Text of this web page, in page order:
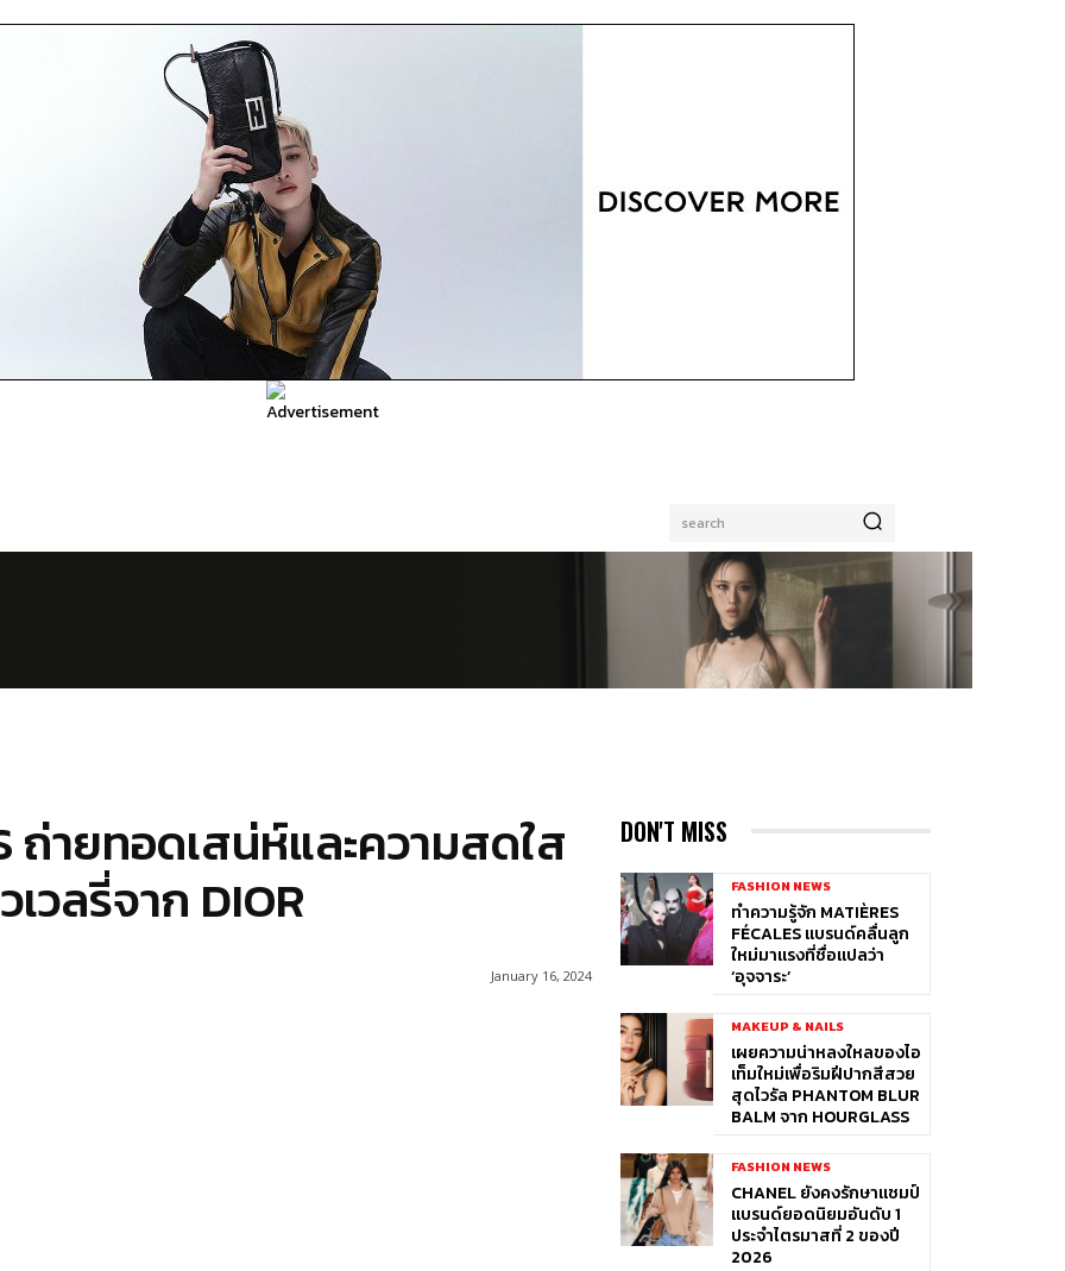
search
ถ่ายทอดเสน่ห์และความสดใส
วลรี่จาก DIOR
January 16, 2024
DON'T MISS
FASHION NEWS
ทำความรู้จัก MATIÈRES
FÉCALES แบรนด์คลื่นลูก
ใหม่มาแรงที่ชื่อแปลว่า
‘อุจจาระ’
MAKEUP & NAILS
เผยความน่าหลงใหลของไอ
เท็มใหม่เพื่อริมฝีปากสีสวย
สุดไวรัล PHANTOM BLUR
BALM จาก HOURGLASS
FASHION NEWS
CHANEL ยังคงรักษาแชมป์
แบรนด์ยอดนิยมอันดับ 1
ประจำไตรมาสที่ 2 ของปี
2026